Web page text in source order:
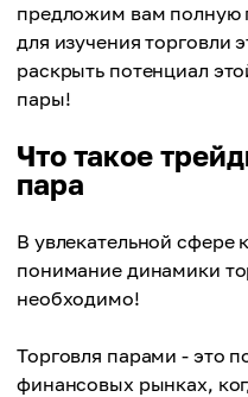
предложим вам полную
для изучения торговли
раскрыть потенциал
пары!
Что такое
пара
В увлекательной сфере
понимание динамики
необходимо!
Торговля парами - это
финансовых рынках,